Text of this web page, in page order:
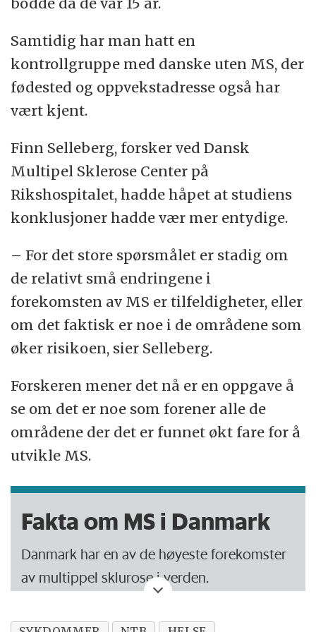
Samtidig har man hatt en
kontrollgruppe med danske uten MS, der
fødested og oppvekstadresse også har
vært kjent.
Finn Selleberg, forsker ved Dansk
Multipel Sklerose Center på
Rikshospitalet, hadde håpet at studiens
konklusjoner hadde vær mer entydige.
– For det store spørsmålet er stadig om
de relativt små endringene i
forekomsten av MS er tilfeldigheter, eller
om det faktisk er noe i de områdene som
øker risikoen, sier Selleberg.
Forskeren mener det nå er en oppgave å
se om det er noe som forener alle de
områdene der det er funnet økt fare for å
utvikle MS.
Fakta om MS i Danmark
Danmark har en av de høyeste forekomster
av multippel sklurose i verden.